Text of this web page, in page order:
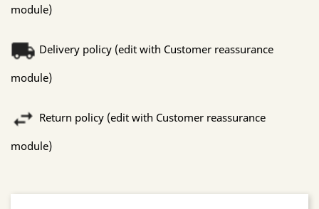
module)
Delivery policy (edit with Customer reassurance
module)
Return policy (edit with Customer reassurance
module)